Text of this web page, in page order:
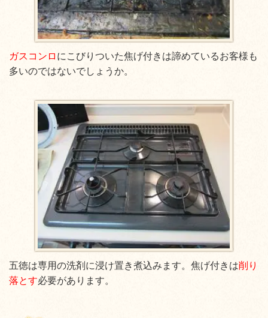
ガスコンロ にこびりついた焦げ付きは諦めているお客様も
多いのではないでしょうか。
五徳は専用の洗剤に浸け置き煮込みます。焦げ付きは削り
落とす必要があります。